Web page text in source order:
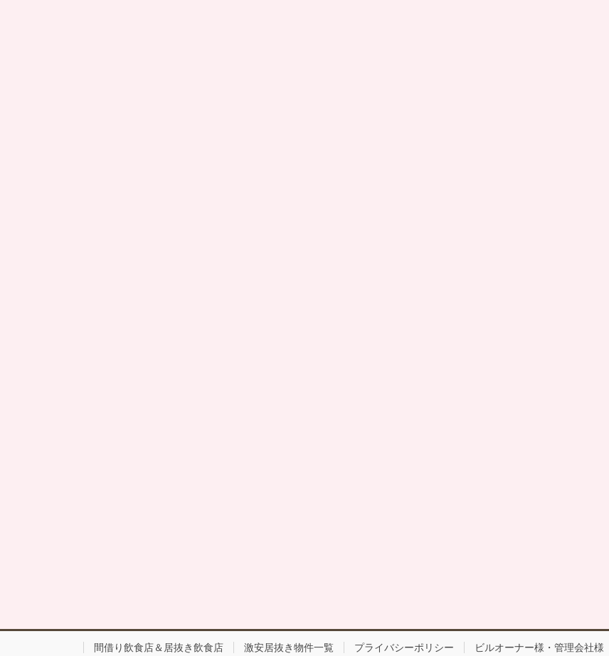
間借り飲食店＆居抜き飲食店 激安居抜き物件一覧 プライバシーポリシー ビルオーナー様・管理会社様